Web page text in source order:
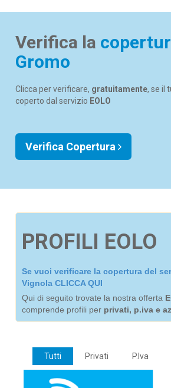
Verifica la
Gromo
Clicca per verificare, gratuitamente, se il
coperto dal servizio EOLO
Verifica Copertura
PROFILI EOLO
Se vuoi verificare la copertura del
Vignola CLICCA QUI
Qui di seguito trovate la nostra offerta
comprende profili per privati, p.iva e
Tutti Privati P.Iva